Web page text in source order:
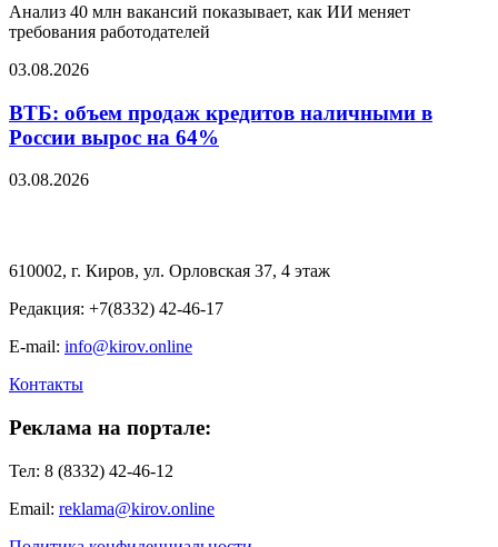
Анализ 40 млн вакансий показывает, как ИИ меняет
требования работодателей
03.08.2026
ВТБ: объем продаж кредитов наличными в
России вырос на 64%
03.08.2026
610002, г. Киров, ул. Орловская 37, 4 этаж
Редакция: +7(8332) 42-46-17
E-mail: info@kirov.online
Контакты
Реклама на портале:
Тел: 8 (8332) 42-46-12
Email: reklama@kirov.online